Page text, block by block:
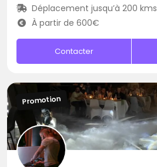
Déplacement jusqu’à 200 kms
À partir de 600€
Contacter
Promotion